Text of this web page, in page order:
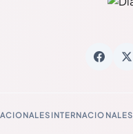
INTERNACIONALES